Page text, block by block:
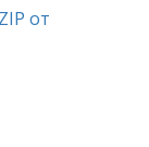
от